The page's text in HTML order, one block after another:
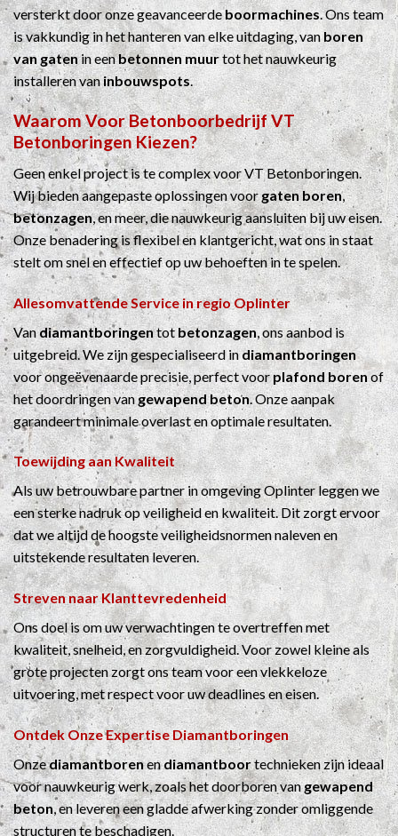
versterkt door onze geavanceerdeboormachines. Ons team
is vakkundig in het hanteren van elke uitdaging, vanboren
van gatenin eenbetonnen muurtot het nauwkeurig
installeren vaninbouwspots.
Waarom VoorBetonboorbedrijfVT
Betonboringen Kiezen?
Geen enkel project is te complex voor VT Betonboringen.
Wij bieden aangepaste oplossingen voorgaten boren,
betonzagen, en meer, die nauwkeurig aansluiten bij uw eisen.
Onze benadering is flexibel en klantgericht, wat ons in staat
stelt om snel en effectief op uw behoeften in te spelen.
Allesomvattende Service in regio Oplinter
Vandiamantboringentotbetonzagen, ons aanbod is
uitgebreid. We zijn gespecialiseerd indiamantboringen
voor ongeëvenaarde precisie, perfect voorplafond borenof
het doordringen vangewapend beton. Onze aanpak
garandeert minimale overlast en optimale resultaten.
Toewijding aan Kwaliteit
Als uw betrouwbare partner in omgeving Oplinter leggen we
een sterke nadruk op veiligheid en kwaliteit. Dit zorgt ervoor
dat we altijd de hoogste veiligheidsnormen naleven en
uitstekende resultaten leveren.
Streven naar Klanttevredenheid
Ons doel is om uw verwachtingen te overtreffen met
kwaliteit, snelheid, en zorgvuldigheid. Voor zowel kleine als
grote projecten zorgt ons team voor een vlekkeloze
uitvoering, met respect voor uw deadlines en eisen.
Ontdek Onze ExpertiseDiamantboringen
Onzediamantborenendiamantboortechnieken zijn ideaal
voor nauwkeurig werk, zoals het doorboren vangewapend
beton, en leveren een gladde afwerking zonder omliggende
structuren te beschadigen.